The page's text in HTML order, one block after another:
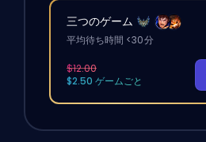
三つのゲーム
平均待ち時間 <30分
$12.00
$2.50 ゲームごと